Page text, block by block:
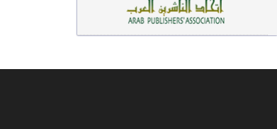
دراسات إسلامية (75)
شعر (72)
علوم قرآن (66)